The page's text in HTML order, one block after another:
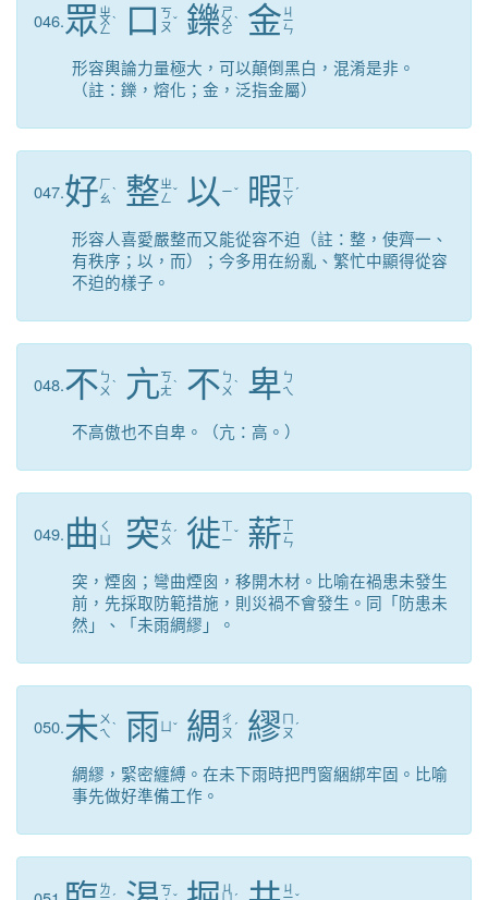
046.眾 ㄓ
ㄨ
ㄥ
ˋ 口 ㄎ
ㄡˇ 鑠 ㄕ
ㄨ
ㄛ
ˋ 金 ㄐ
ㄧ
ㄣ
形容輿論力量極大，可以顛倒黑白，混淆是非。
（註：鑠，熔化；金，泛指金屬）
047.好ㄏ
ㄠˋ 整ㄓ
ㄥ ˇ 以 ㄧˇ 暇 ㄒ
ㄧ
ㄚ
ˊ
形容人喜愛嚴整而又能從容不迫（註：整，使齊一、
有秩序；以，而）；今多用在紛亂、繁忙中顯得從容
不迫的樣子。
048.不 ㄅ
ㄨ ˋ 亢ㄎ
ㄤˋ 不 ㄅ
ㄨ ˋ 卑 ㄅ
ㄟ
不高傲也不自卑。（亢：高。）
049.曲 ㄑ
突ㄊ
ㄨ ˊ 徙ㄒ
ㄧˇ 薪ㄒ
ㄧ
ㄣ
突，煙囪；彎曲煙囪，移開木材。比喻在禍患未發生
前，先採取防範措施，則災禍不會發生。同「防患未
然」、「未雨綢繆」。
050.未 ㄨ
ㄟ ˋ 雨 ˇ 綢 ㄔ
ㄡ ˊ 繆 ㄇ
ㄡ ˊ
綢繆，緊密纏縛。在未下雨時把門窗綑綁牢固。比喻
事先做好準備工作。
ㄌ
ㄎ
ㄐ ㄐ